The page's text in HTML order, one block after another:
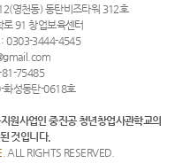
영천동) 동탄비즈타워 312호
로 91 창업보육센터
: 0303-3444-4545
81-75485
화성동탄-0618호
원사업인 중진공 청년창업사관학교의
것입니다.
. ALL RIGHTS RESERVED.